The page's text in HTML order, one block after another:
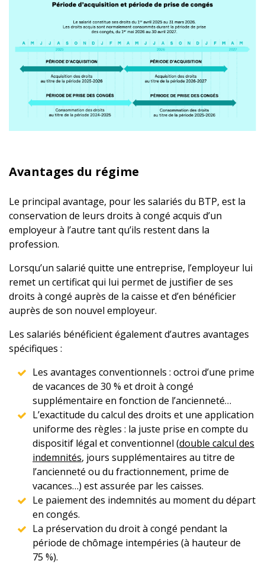
Avantages du régime
Le principal avantage, pour les salariés du BTP, est la
conservation de leurs droits à congé acquis d’un
employeur à l’autre tant qu’ils restent dans la
profession.
Lorsqu’un salarié quitte une entreprise, l’employeur lui
remet un certificat qui lui permet de justifier de ses
droits à congé auprès de la caisse et d’en bénéficier
auprès de son nouvel employeur.
Les salariés bénéficient également d’autres avantages
spécifiques :
Les avantages conventionnels : octroi d’une prime
de vacances de 30 % et droit à congé
supplémentaire en fonction de l’ancienneté…
L’exactitude du calcul des droits et une application
uniforme des règles : la juste prise en compte du
dispositif légal et conventionnel (double calcul des
indemnités, jours supplémentaires au titre de
l’ancienneté ou du fractionnement, prime de
vacances…) est assurée par les caisses.
Le paiement des indemnités au moment du départ
en congés.
La préservation du droit à congé pendant la
période de chômage intempéries (à hauteur de
75 %).